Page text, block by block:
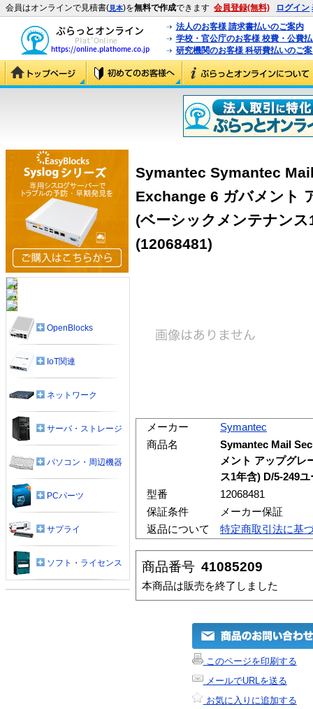
会員はオンラインで見積書(見本)を無料で作成できます 会員登録(無料) ログイン
法人のお客様 請求書払いのご案内
学校・官公庁のお客様 校費・公費
研究機関のお客様 科研費払いのご
Symantec Symantec
Exchange 6 ガバメント
(ベーシックメンテナン
(12068481)
メーカー
Symantec
商品名
Symantec Mail
メント アップグレ
ス1年含) D/5-249ユ
型番
12068481
保証条件
メーカー保証
返品について
特定商取引法に基
商品番号 41085209
本商品は販売を終了しました
このページを印刷する
メールでURLを送る
お気に入りに追加する
OpenBlocks
IoT関連
ネットワーク
サーバ・ストレージ
パソコン・周辺機器
PCパーツ
サプライ
ソフト・ライセンス